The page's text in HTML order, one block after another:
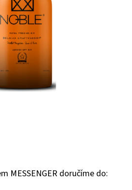
MESSENGER doručíme do: